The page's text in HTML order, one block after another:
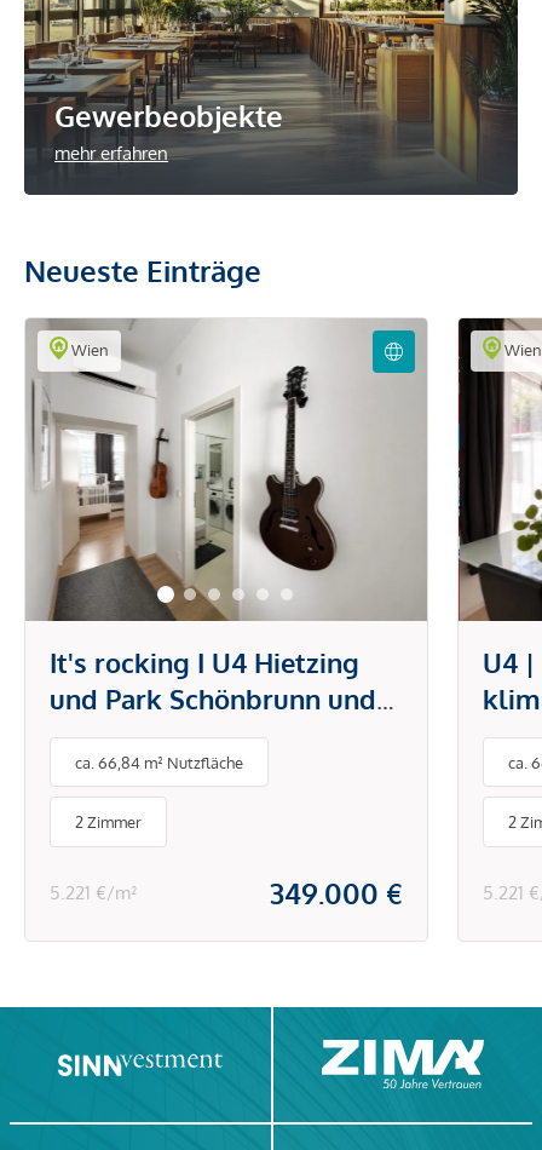
Gewerbeobjekte
mehr erfahren
Neueste Einträge
Wien
It's rocking I U4 Hietzing
und Park Schönbrunn und
Technisches Museum I
Klimaanlage I Einbauküche
& Schränke
ca. 66,84 m² Nutzfläche
2 Zimmer
5.221 €/m² 349.000 €
Wien
U4
ca.
2
5.221